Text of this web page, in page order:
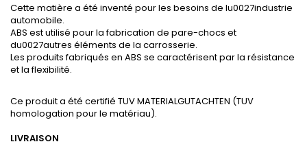
Cette matière a été inventé pour les besoins de lu0027industrie
automobile.
ABS est utilisé pour la fabrication de pare-chocs et
du0027autres éléments de la carrosserie.
Les produits fabriqués en ABS se caractérisent par la résistance
et la flexibilité.
Ce produit a été certifié TUV MATERIALGUTACHTEN (TUV
homologation pour le matériau).
LIVRAISON